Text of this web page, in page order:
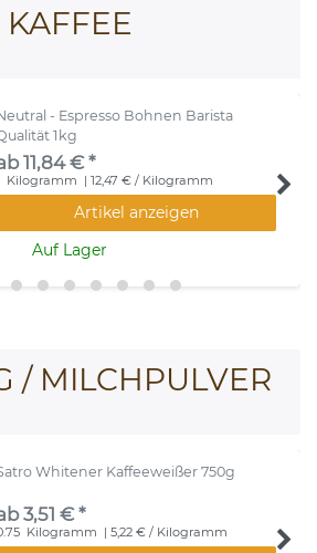
KAFFEE
- Espresso Bohnen Barista
1kg
11,84 € *
Kilogramm | 12,47 € / Kilogramm
Artikel anzeigen
Auf Lager
/ MILCHPULVER
Whitener Kaffeeweißer 750g
3,51 € *
Kilogramm | 5,22 € / Kilogramm